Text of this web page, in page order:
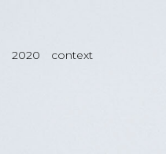
2020 context